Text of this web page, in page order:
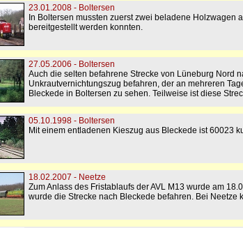
23.01.2008 - Boltersen
In Boltersen mussten zuerst zwei beladene
bereitgestellt werden konnten.
27.05.2006 - Boltersen
Auch die selten befahrene Strecke von Lüneburg Nord
Unkrautvernichtungszug befahren, der an mehreren
Bleckede in Boltersen zu sehen. Teilweise ist diese
05.10.1998 - Boltersen
Mit einem entladenen Kieszug aus Bleckede ist 60023
18.02.2007 - Neetze
Zum Anlass des Fristablaufs der AVL M13 wurde am
wurde die Strecke nach Bleckede befahren. Bei Neetze